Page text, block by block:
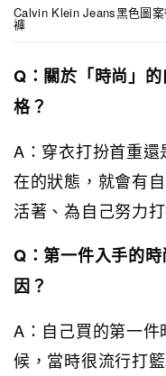
Calvin Klein Jeans黑色圖
褲
Q：關於「時尚」
格？
A：穿衣打扮首重
在的狀態，就會有
活著、為自己努力
Q：第一件入手的
因？
A：自己買的第一
候，當時很流行打